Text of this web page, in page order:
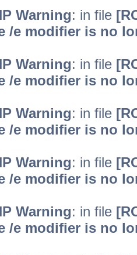
Warning: in file
/e modifier is no
Warning: in file
/e modifier is no
Warning: in file
/e modifier is no
Warning: in file
/e modifier is no
Warning: in file
/e modifier is no